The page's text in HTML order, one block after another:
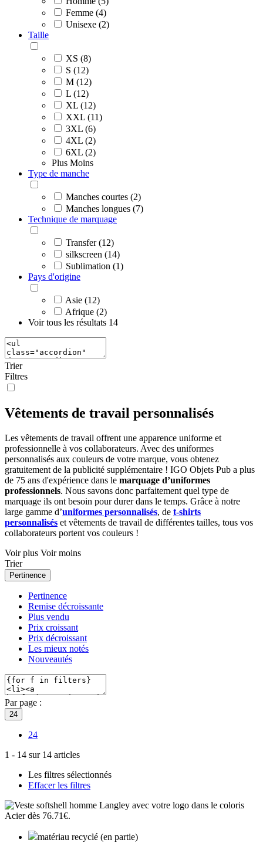
Femme (4)
Unisexe (2)
Taille
XS (8)
S (12)
M (12)
L (12)
XL (12)
XXL (11)
3XL (6)
4XL (2)
6XL (2)
Plus Moins
Type de manche
Manches courtes (2)
Manches longues (7)
Technique de marquage
Transfer (12)
silkscreen (14)
Sublimation (1)
Pays d'origine
Asie (12)
Afrique (2)
Voir tous les résultats 14
Trier
Filtres
Vêtements de travail personnalisés
Les vêtements de travail offrent une apparence uniforme et
professionnelle à vos collaborateurs. Avec des uniformes
personnalisés aux couleurs de votre marque, vous obtenez
gratuitement de la publicité supplémentaire ! IGO Objets Pub a plus
de 75 ans d'expérience dans le marquage d’uniformes
professionnels. Nous savons donc parfaitement quel type de
marquage ils ont besoin pour durer dans le temps. Grâce à notre
large gamme d’uniformes personnalisés, de t-shirts
personnalisés et vêtements de travail de différentes tailles, tous vos
collaborateurs portent vos couleurs !
Voir plus Voir moins
Trier
Pertinence
Pertinence
Remise décroissante
Plus vendu
Prix croissant
Prix décroissant
Les mieux notés
Nouveautés
Par page :
24
24
1 - 14 sur 14 articles
Les filtres sélectionnés
Effacer les filtres
matériau recyclé (en partie)